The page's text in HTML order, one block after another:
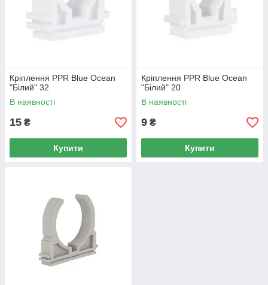
Кріплення PPR Blue Ocean
"Білий" 32
В наявності
15 ₴
Купити
Кріплення PPR Blue Ocean
"Білий" 20
В наявності
9 ₴
Купити